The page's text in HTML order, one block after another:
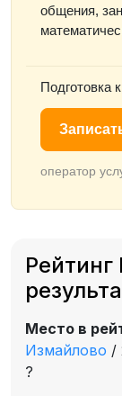
общения,
Подготовка
оператор
Место в
Измайлово /
?